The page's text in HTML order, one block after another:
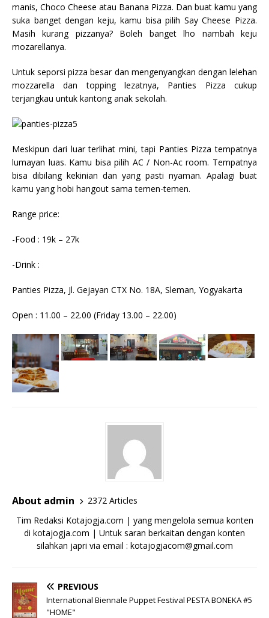
manis, Choco Cheese atau Banana Pizza. Dan buat kamu yang
suka banget dengan keju, kamu bisa pilih Say Cheese Pizza.
Masih kurang pizzanya? Boleh banget lho nambah keju
mozarellanya.
Untuk seporsi pizza besar dan mengenyangkan dengan lelehan
mozzarella dan topping lezatnya, Panties Pizza cukup
terjangkau untuk kantong anak sekolah.
Meskipun dari luar terlihat mini, tapi Panties Pizza tempatnya
lumayan luas. Kamu bisa pilih AC / Non-Ac room. Tempatnya
bisa dibilang kekinian dan yang pasti nyaman. Apalagi buat
kamu yang hobi hangout sama temen-temen.
Range price:
-Food : 19k – 27k
-Drink :
Panties Pizza, Jl. Gejayan CTX No. 18A, Sleman, Yogyakarta
Open : 11.00 – 22.00 (Friday 13.00 – 22.00)
About admin
2372 Articles
Tim Redaksi Kotajogja.com | yang mengelola semua konten
di kotajogja.com | Untuk saran berkaitan dengan konten
silahkan japri via email : kotajogjacom@gmail.com
PREVIOUS
International Biennale Puppet Festival PESTA BONEKA #5
"HOME"